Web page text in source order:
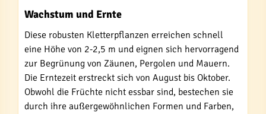
Wachstum und Ernte
Diese robusten Kletterpflanzen erreichen schnell
eine Höhe von 2-2,5 m und eignen sich hervorragend
zur Begrünung von Zäunen, Pergolen und Mauern.
Die Erntezeit erstreckt sich von August bis Oktober.
Obwohl die Früchte nicht essbar sind, bestechen sie
durch ihre außergewöhnlichen Formen und Farben,